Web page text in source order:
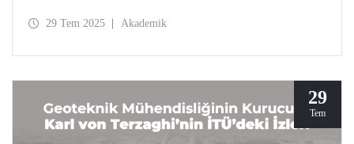
Prof. Dr. Mandal, “Etki İçin STEM Tohumları Ekmek:
aktardı.
29 Tem 2025 Akademik
29
Tem